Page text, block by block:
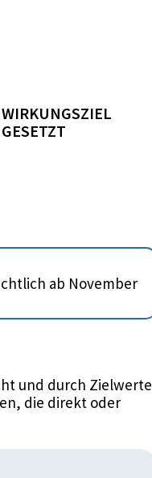
WIRKUNGSZIEL
GESETZT
ab November
und durch Zielwerte
die direkt oder